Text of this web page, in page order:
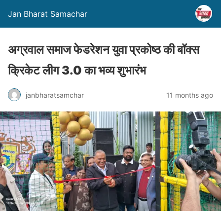
Jan Bharat Samachar
अग्रवाल समाज फेडरेशन युवा प्रकोष्ठ की बॉक्स
क्रिकेट लीग 3.0 का भव्य शुभारंभ
janbharatsamchar 11 months ago